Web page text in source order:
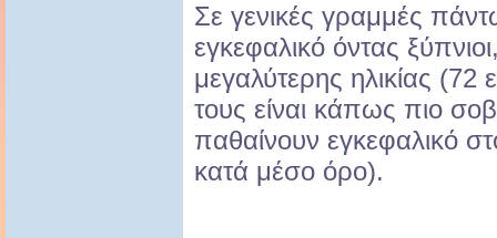
Σε γενικές γραμμές
εγκεφαλικό όντας
μεγαλύτερης ηλικίας (72
τους είναι κάπως πιο
παθαίνουν εγκεφαλικό
κατά μέσο όρο).